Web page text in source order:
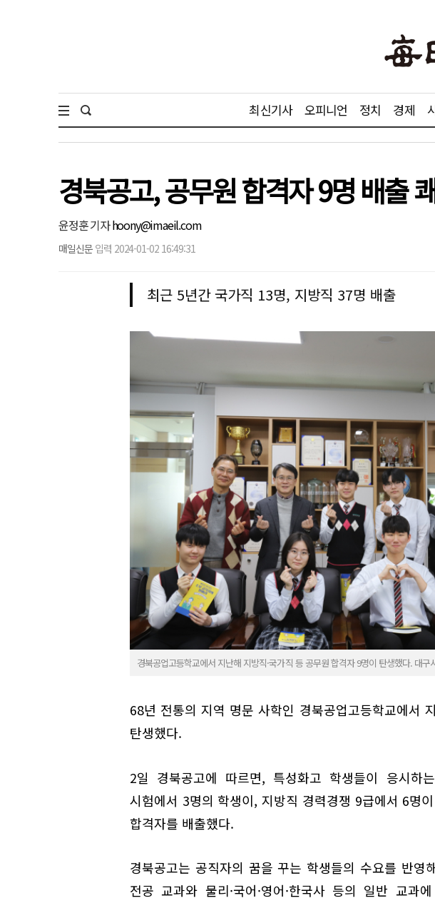
최신기사 오피니언 정치 경제
경북공고, 공무원 합격자 9명 배출
윤정훈 기자hoony@imaeil.com
매일신문 입력 2024-01-02 16:49:31
최근 5년간 국가직 13명, 지방직 37명 배출
경북공업고등학교에서 지난해 지방직·국가직 등 공무원 합격자 9명이 탄생했다. 대구
68년 전통의 지역 명문 사학인 경북공업고등학교에서
탄생했다.
2일 경북공고에 따르면, 특성화고 학생들이 응시하
시험에서 3명의 학생이, 지방직 경력경쟁 9급에서 6명
합격자를 배출했다.
경북공고는 공직자의 꿈을 꾸는 학생들의 수요를 반영해
전공 교과와 물리·국어·영어·한국사 등의 일반 교과